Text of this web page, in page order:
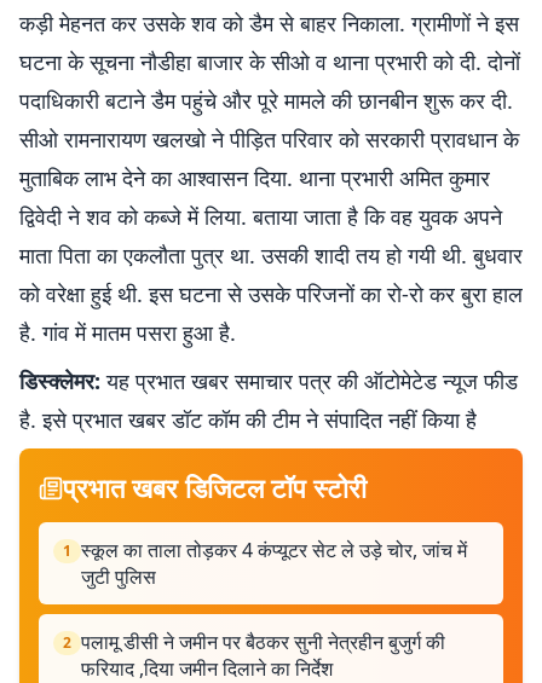
कड़ी मेहनत कर उसके शव को डैम से बाहर निकाला. ग्रामीणों ने इस
घटना के सूचना नौडीहा बाजार के सीओ व थाना प्रभारी को दी. दोनों
पदाधिकारी बटाने डैम पहुंचे और पूरे मामले की छानबीन शुरू कर दी.
सीओ रामनारायण खलखो ने पीड़ित परिवार को सरकारी प्रावधान के
मुताबिक लाभ देने का आश्वासन दिया. थाना प्रभारी अमित कुमार
द्विवेदी ने शव को कब्जे में लिया. बताया जाता है कि वह युवक अपने
माता पिता का एकलौता पुत्र था. उसकी शादी तय हो गयी थी. बुधवार
को वरेक्षा हुई थी. इस घटना से उसके परिजनों का रो-रो कर बुरा हाल
है. गांव में मातम पसरा हुआ है.
डिस्क्लेमर: यह प्रभात खबर समाचार पत्र की ऑटोमेटेड न्यूज फीड
है. इसे प्रभात खबर डॉट कॉम की टीम ने संपादित नहीं किया है
प्रभात खबर डिजिटल टॉप स्टोरी
1 स्कूल का ताला तोड़कर 4 कंप्यूटर सेट ले उड़े चोर, जांच में
जुटी पुलिस
2 पलामू डीसी ने जमीन पर बैठकर सुनी नेत्रहीन बुजुर्ग की
फरियाद ,दिया जमीन दिलाने का निर्देश